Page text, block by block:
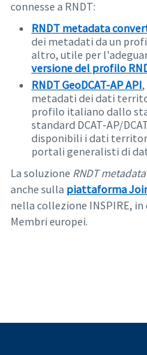
connesse a RNDT:
RNDT metadata
dei metadati da un
altro, utile per
versione del profilo
RNDT GeoDCAT-AP API
metadati dei dati
profilo italiano dallo
standard DCAT-AP/
disponibili i dati
portali generalisti di
La soluzione RNDT
anche sulla piattaforma
nella collezione INSPIRE,
Membri europei.